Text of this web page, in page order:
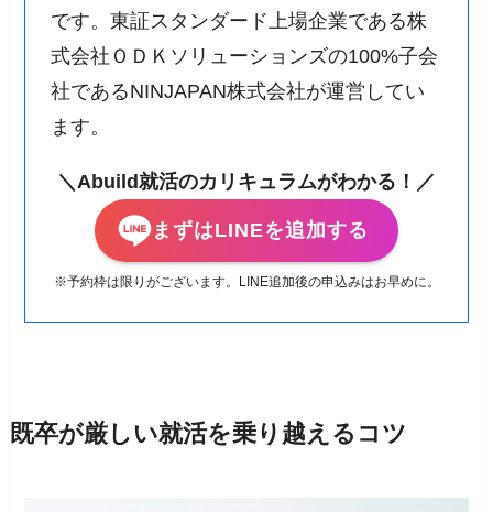
です。東証スタンダード上場企業である株
式会社ＯＤＫソリューションズの100%子会
社であるNINJAPAN株式会社が運営してい
ます。
＼Abuild就活のカリキュラムがわかる！／
まずはLINEを追加する
※予約枠は限りがございます。LINE追加後の申込みはお早めに。
既卒が厳しい就活を乗り越えるコツ